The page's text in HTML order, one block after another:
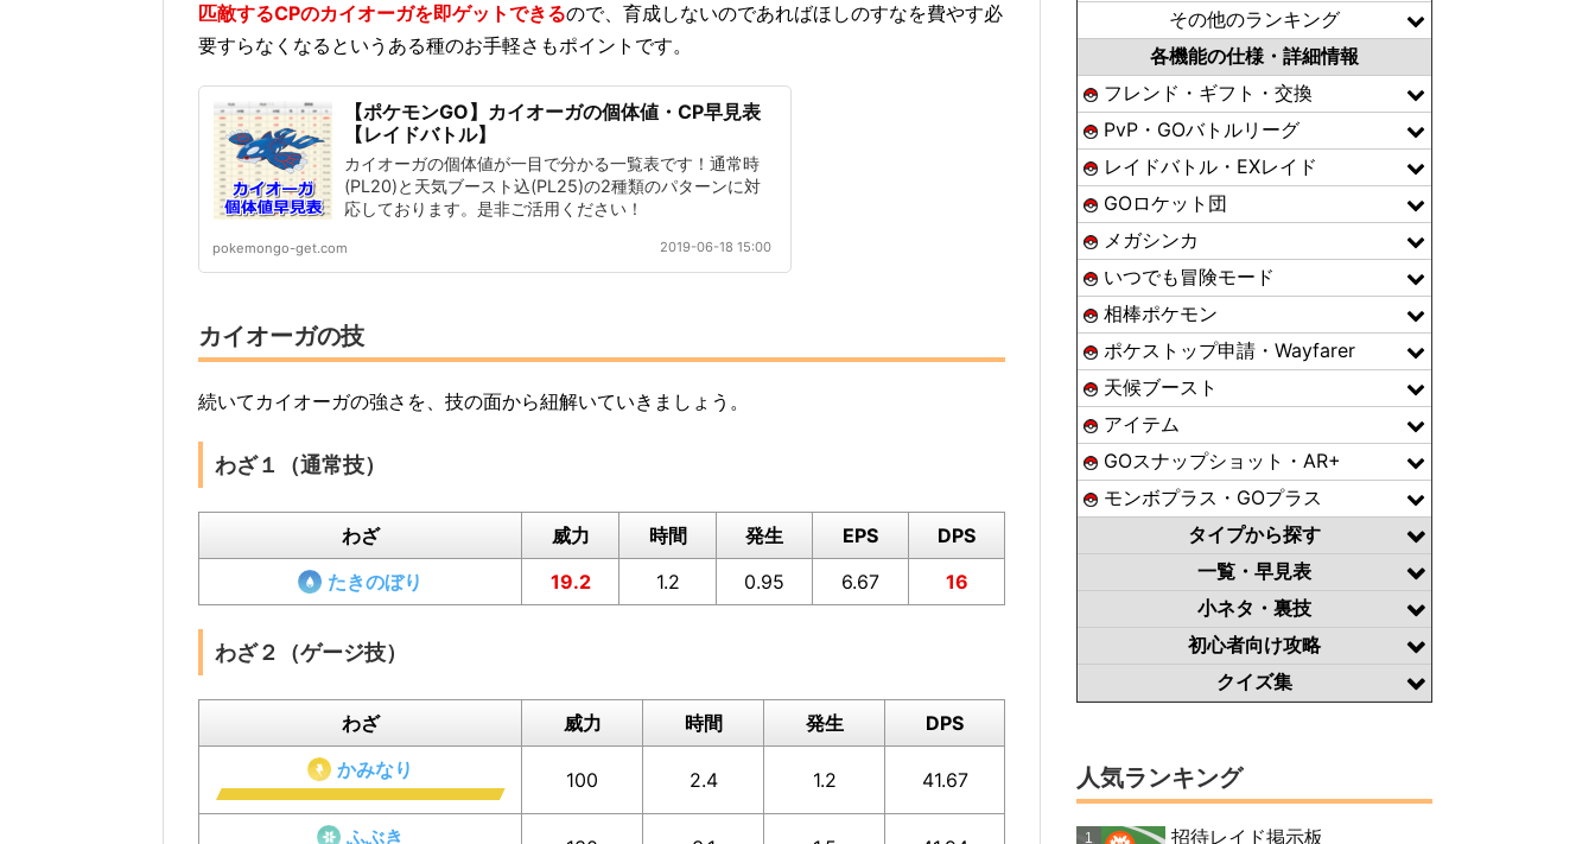
匹敵するCPのカイオーガを即ゲットできるので、育成しないのであればほしのすなを費やす必
要すらなくなるというある種のお手軽さもポイントです。
【ポケモンGO】カイオーガの個体値・CP早見表
【レイドバトル】
カイオーガの個体値が一目で分かる一覧表です！通常時
(PL20)と天気ブースト込(PL25)の2種類のパターンに対
応しております。是非ご活用ください！
pokemongo-get.com 2019-06-18 15:00
カイオーガの技
続いてカイオーガの強さを、技の面から紐解いていきましょう。
わざ１（通常技）
わざ 威力 時間 発生 EPS
DPS
たきのぼり
19.2 1.2 0.95 6.67 16
わざ２（ゲージ技）
わざ 威力 時間 発生
DPS
かみなり
100 2.4 1.2 41.67
ふぶき
その他のランキング
各機能の仕様・詳細情報
フレンド・ギフト・交換
PvP・GOバトルリーグ
レイドバトル・EXレイド
GOロケット団
メガシンカ
いつでも冒険モード
相棒ポケモン
ポケストップ申請・Wayfarer
天候ブースト
アイテム
GOスナップショット・AR+
モンボプラス・GOプラス
タイプから探す
一覧・早見表
小ネタ・裏技
初心者向け攻略
クイズ集
人気ランキング
招待レイド掲示板